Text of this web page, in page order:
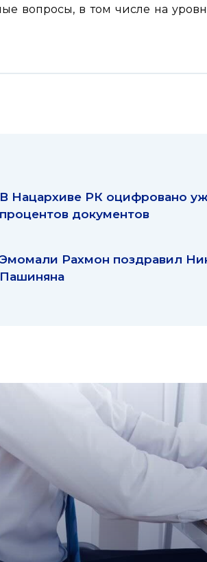
вопросы, в том числе на
В Нацархиве РК оцифровано
процентов документов
Эмомали Рахмон поздравил
Пашиняна